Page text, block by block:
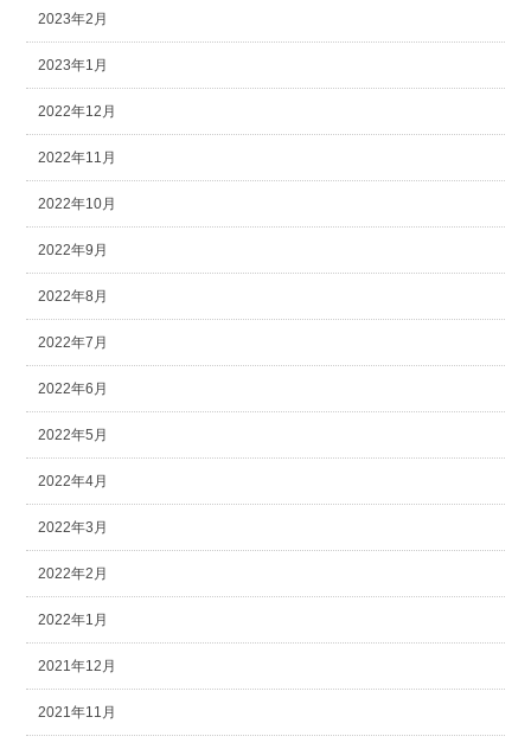
2023年2月
2023年1月
2022年12月
2022年11月
2022年10月
2022年9月
2022年8月
2022年7月
2022年6月
2022年5月
2022年4月
2022年3月
2022年2月
2022年1月
2021年12月
2021年11月